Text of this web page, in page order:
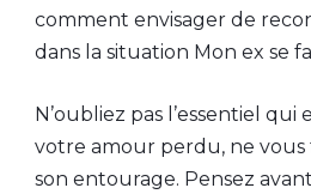
comment envisager de
dans la situation Mon ex se
N’oubliez pas l’essentiel
votre amour perdu, ne vous
son entourage. Pensez